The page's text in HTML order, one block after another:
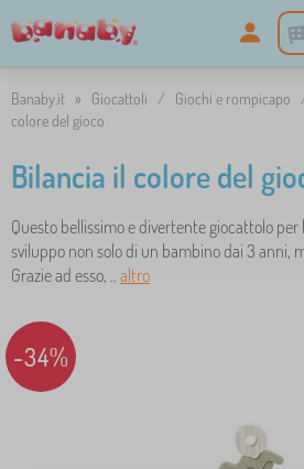
Banaby.it » Giocattoli / Giochi e rompicapo
colore del gioco
Bilancia il colore del
Questo bellissimo e divertente giocattolo
sviluppo non solo di un bambino dai 3 anni,
Grazie ad esso, .. altro
-34%